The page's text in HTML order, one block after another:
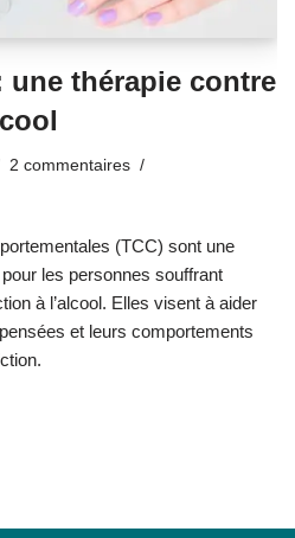
une thérapie contre
2 commentaires
(TCC) sont une
les personnes souffrant
à l’alcool. Elles visent à aider
et leurs comportements